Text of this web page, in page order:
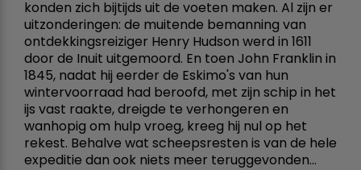
konden zich bijtijds uit de voeten maken. Al zijn er
uitzonderingen: de muitende bemanning van
ontdekkingsreiziger Henry Hudson werd in 1611
door de Inuit uitgemoord. En toen John Franklin in
1845, nadat hij eerder de Eskimo's van hun
wintervoorraad had beroofd, met zijn schip in het
ijs vast raakte, dreigde te verhongeren en
wanhopig om hulp vroeg, kreeg hij nul op het
rekest. Behalve wat scheepsresten is van de hele
expeditie dan ook niets meer teruggevonden...